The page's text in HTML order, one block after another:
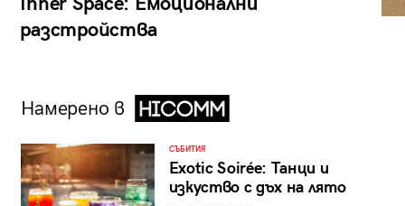
разстройства
Намерено в
СЪБИТИЯ
Exotic Soirée: Танци и
изкуство с дъх на лято